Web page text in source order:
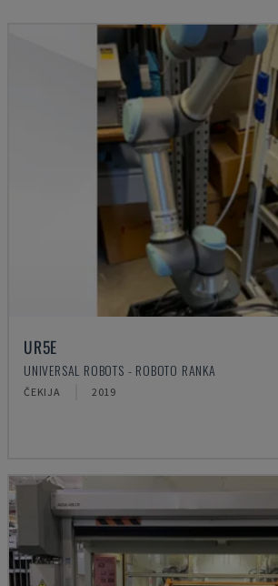
UR5E
UNIVERSAL ROBOTS - ROBOTO RANKA
ČEKIJA 2019